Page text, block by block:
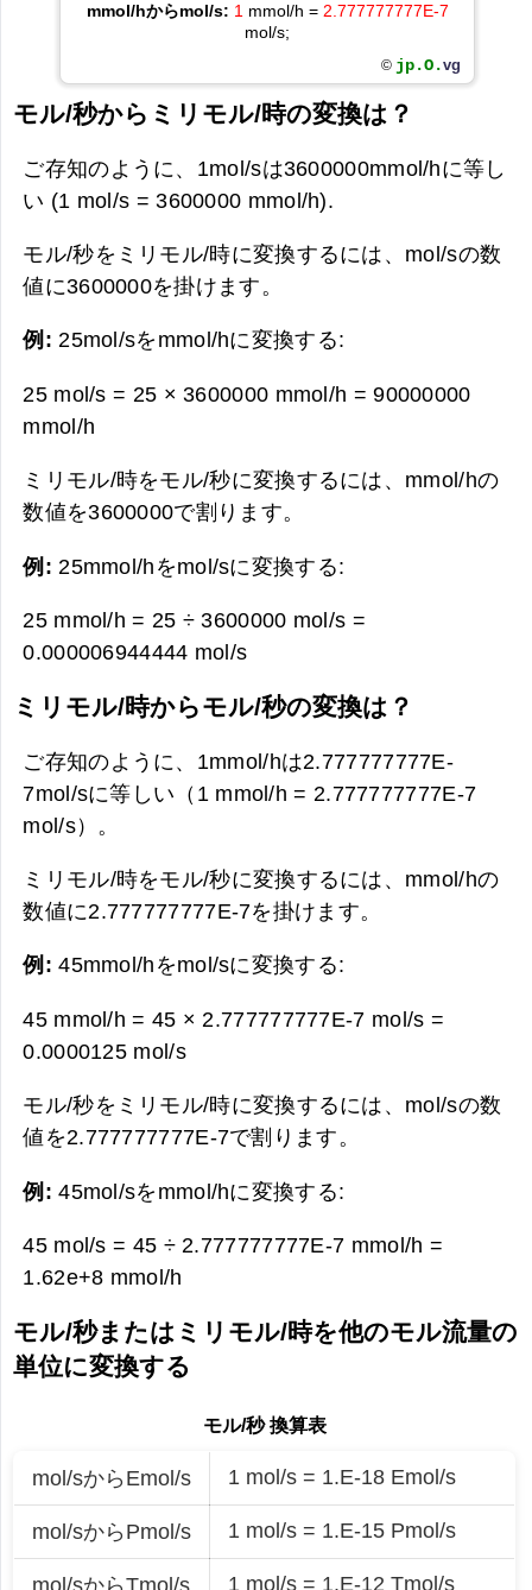
mmol/hからmol/s: 1mmol/h = 2.777777777E-7
mol/s;
© jp.O.vg
モル/秒からミリモル/時の変換は？
ご存知のように、1mol/sは3600000mmol/hに等し
い (1 mol/s = 3600000 mmol/h).
モル/秒をミリモル/時に変換するには、mol/sの数
値に3600000を掛けます。
例:25mol/sをmmol/hに変換する:
25 mol/s = 25 × 3600000 mmol/h =90000000
mmol/h
ミリモル/時をモル/秒に変換するには、mmol/hの
数値を3600000で割ります。
例: 25mmol/hをmol/sに変換する:
25 mmol/h = 25 ÷ 3600000 mol/s =
0.000006944444 mol/s
ミリモル/時からモル/秒の変換は？
ご存知のように、1mmol/hは2.777777777E-
7mol/sに等しい（1 mmol/h = 2.777777777E-7
mol/s）。
ミリモル/時をモル/秒に変換するには、mmol/hの
数値に2.777777777E-7を掛けます。
例:45mmol/hをmol/sに変換する:
45 mmol/h = 45 × 2.777777777E-7 mol/s =
0.0000125 mol/s
モル/秒をミリモル/時に変換するには、mol/sの数
値を2.777777777E-7で割ります。
例:45mol/sをmmol/hに変換する:
45 mol/s = 45 ÷ 2.777777777E-7 mmol/h =
1.62e+8 mmol/h
モル/秒またはミリモル/時を他のモル流量の
単位に変換する
モル/秒 換算表
mol/sからEmol/s 1 mol/s = 1.E-18 Emol/s
mol/sからPmol/s 1 mol/s = 1.E-15 Pmol/s
mol/sからTmol/s 1 mol/s = 1.E-12 Tmol/s